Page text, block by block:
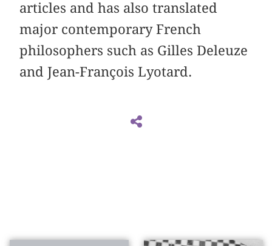
articles and has also translated
major contemporary French
philosophers such as Gilles Deleuze
and Jean-François Lyotard.